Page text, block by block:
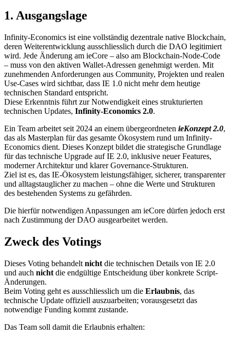
1. Ausgangslage
Infinity-Economics ist eine vollständig dezentrale native Blockchain,
deren Weiterentwicklung ausschliesslich durch die DAO legitimiert
wird. Jede Änderung am ieCore – also am Blockchain-Node-Code
– muss von den aktiven Wallet-Adressen genehmigt werden. Mit
zunehmenden Anforderungen aus Community, Projekten und realen
Use-Cases wird sichtbar, dass IE 1.0 nicht mehr dem heutige
technischen Standard entspricht.
Diese Erkenntnis führt zur Notwendigkeit eines strukturierten
technischen Updates, Infinity-Economics 2.0.
Ein Team arbeitet seit 2024 an einem übergeordneten ieKonzept 2.0,
das als Masterplan für das gesamte Ökosystem rund um Infinity-
Economics dient. Dieses Konzept bildet die strategische Grundlage
für das technische Upgrade auf IE 2.0, inklusive neuer Features,
moderner Architektur und klarer Governance-Strukturen.
Ziel ist es, das IE-Ökosystem leistungsfähiger, sicherer, transparenter
und alltagstauglicher zu machen – ohne die Werte und Strukturen
des bestehenden Systems zu gefährden.
Die hierfür notwendigen Anpassungen am ieCore dürfen jedoch erst
nach Zustimmung der DAO ausgearbeitet werden.
Zweck des Votings
Dieses Voting behandelt nicht die technischen Details von IE 2.0
und auch nicht die endgültige Entscheidung über konkrete Script-
Änderungen.
Beim Voting geht es ausschliesslich um die Erlaubnis, das
technische Update offiziell auszuarbeiten; vorausgesetzt das
notwendige Funding kommt zustande.
Das Team soll damit die Erlaubnis erhalten: